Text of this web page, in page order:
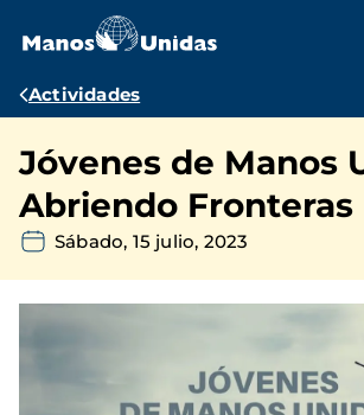
contenido
Ruta
navegación
Actividades
Jóvenes de Manos
Abriendo Fronteras
Sábado, 15 julio, 2023